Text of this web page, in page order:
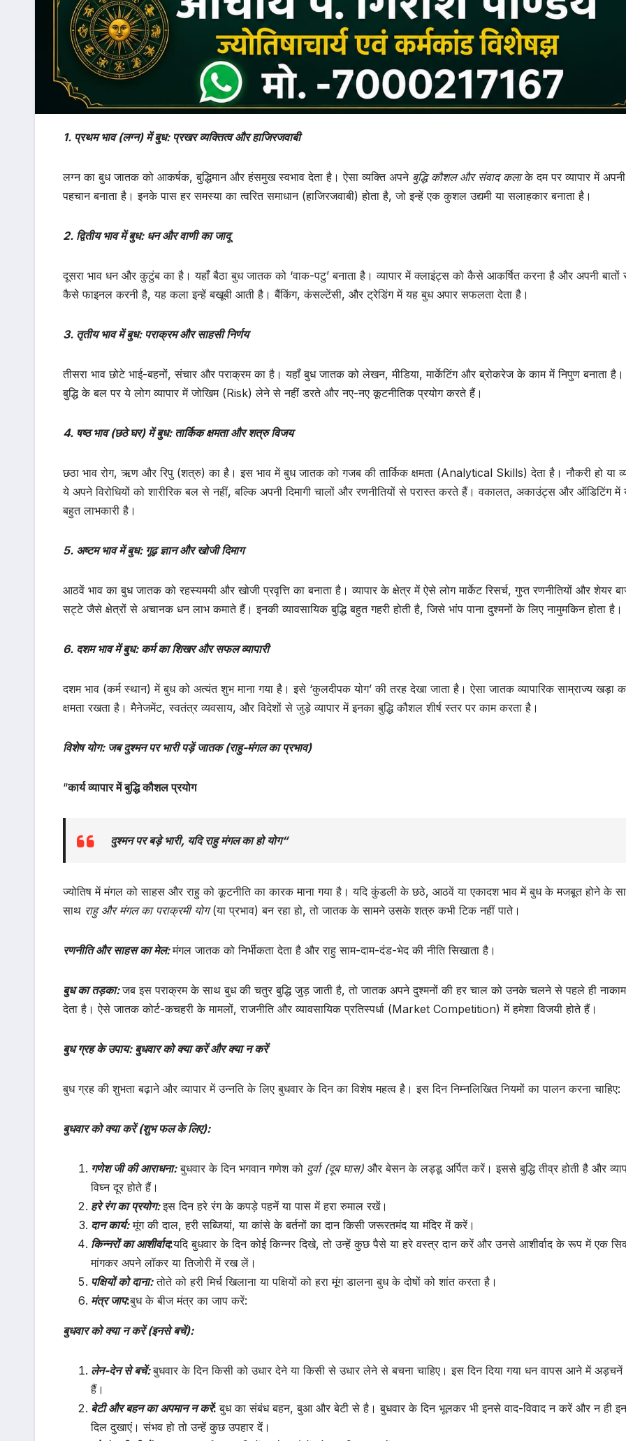
1. प्रथम भाव (लग्न) में बुध: प्रखर व्यक्तित्व और हाजिरजवाबी
लग्न का बुध जातक को आकर्षक, बुद्धिमान और हंसमुख स्वभाव देता है। ऐसा व्यक्ति अपने बुद्धि कौशल और संवाद कलाके दम पर व्यापार में अपनी
पहचान बनाता है। इनके पास हर समस्या का त्वरित समाधान (हाजिरजवाबी) होता है, जो इन्हें एक कुशल उद्यमी या सलाहकार बनाता है।
2. द्वितीय भाव में बुध: धन और वाणी का जादू
दूसरा भाव धन और कुटुंब का है। यहाँ बैठा बुध जातक को ‘वाक-पटु’ बनाता है। व्यापार में क्लाइंट्स को कैसे आकर्षित करना है और अपनी बातों
कैसे फाइनल करनी है, यह कला इन्हें बखूबी आती है। बैंकिंग, कंसल्टेंसी, और ट्रेडिंग में यह बुध अपार सफलता देता है।
3. तृतीय भाव में बुध: पराक्रम और साहसी निर्णय
तीसरा भाव छोटे भाई-बहनों, संचार और पराक्रम का है। यहाँ बुध जातक को लेखन, मीडिया, मार्केटिंग और ब्रोकरेज के काम में निपुण बनाता
बुद्धि के बल पर ये लोग व्यापार में जोखिम (Risk) लेने से नहीं डरते और नए-नए कूटनीतिक प्रयोग करते हैं।
4. षष्ठ भाव (छठे घर) में बुध: तार्किक क्षमता और शत्रु विजय
छठा भाव रोग, ऋण और रिपु (शत्रु) का है। इस भाव में बुध जातक को गजब की तार्किक क्षमता (Analytical Skills) देता है। नौकरी हो या
ये अपने विरोधियों को शारीरिक बल से नहीं, बल्कि अपनी दिमागी चालों और रणनीतियों से परास्त करते हैं। वकालत, अकाउंट्स और ऑडिटिंग में
बहुत लाभकारी है।
5. अष्टम भाव में बुध: गूढ़ ज्ञान और खोजी दिमाग
आठवें भाव का बुध जातक को रहस्यमयी और खोजी प्रवृत्ति का बनाता है। व्यापार के क्षेत्र में ऐसे लोग मार्केट रिसर्च, गुप्त रणनीतियों और शेयर
सट्टे जैसे क्षेत्रों से अचानक धन लाभ कमाते हैं। इनकी व्यावसायिक बुद्धि बहुत गहरी होती है, जिसे भांप पाना दुश्मनों के लिए नामुमकिन होता है।
6. दशम भाव में बुध: कर्म का शिखर और सफल व्यापारी
दशम भाव (कर्म स्थान) में बुध को अत्यंत शुभ माना गया है। इसे ‘कुलदीपक योग’ की तरह देखा जाता है। ऐसा जातक व्यापारिक साम्राज्य खड़ा
क्षमता रखता है। मैनेजमेंट, स्वतंत्र व्यवसाय, और विदेशों से जुड़े व्यापार में इनका बुद्धि कौशल शीर्ष स्तर पर काम करता है।
विशेष योग: जब दुश्मन पर भारी पड़ें जातक (राहु-मंगल का प्रभाव)
“कार्य व्यापार में बुद्धि कौशल प्रयोग
दुश्मन पर बड़े भारी, यदि राहु मंगल का हो योग“
ज्योतिष में मंगल को साहस और राहु को कूटनीति का कारक माना गया है। यदि कुंडली के छठे, आठवें या एकादश भाव में बुध के मजबूत होने के
साथ राहु और मंगल का पराक्रमी योग(या प्रभाव) बन रहा हो, तो जातक के सामने उसके शत्रु कभी टिक नहीं पाते।
रणनीति और साहस का मेल: मंगल जातक को निर्भीकता देता है और राहु साम-दाम-दंड-भेद की नीति सिखाता है।
बुध का तड़का: जब इस पराक्रम के साथ बुध की चतुर बुद्धि जुड़ जाती है, तो जातक अपने दुश्मनों की हर चाल को उनके चलने से पहले ही
देता है। ऐसे जातक कोर्ट-कचहरी के मामलों, राजनीति और व्यावसायिक प्रतिस्पर्धा (Market Competition) में हमेशा विजयी होते हैं।
बुध ग्रह के उपाय: बुधवार को क्या करें और क्या न करें
बुध ग्रह की शुभता बढ़ाने और व्यापार में उन्नति के लिए बुधवार के दिन का विशेष महत्व है। इस दिन निम्नलिखित नियमों का पालन करना चाहिए:
बुधवार को क्या करें (शुभ फल के लिए):
गणेश जी की आराधना:बुधवार के दिन भगवान गणेश को दुर्वा (दूब घास) और बेसन के लड्डू अर्पित करें। इससे बुद्धि तीव्र होती है और
विघ्न दूर होते हैं।
हरे रंग का प्रयोग: इस दिन हरे रंग के कपड़े पहनें या पास में हरा रुमाल रखें।
दान कार्य:मूंग की दाल, हरी सब्जियां, या कांसे के बर्तनों का दान किसी जरूरतमंद या मंदिर में करें।
किन्नरों का आशीर्वाद:यदि बुधवार के दिन कोई किन्नर दिखे, तो उन्हें कुछ पैसे या हरे वस्त्र दान करें और उनसे आशीर्वाद के रूप में एक
मांगकर अपने लॉकर या तिजोरी में रख लें।
पक्षियों को दाना:तोते को हरी मिर्च खिलाना या पक्षियों को हरा मूंग डालना बुध के दोषों को शांत करता है।
मंत्र जाप:बुध के बीज मंत्र का जाप करें:
बुधवार को क्या न करें (इनसे बचें):
लेन-देन से बचें: बुधवार के दिन किसी को उधार देने या किसी से उधार लेने से बचना चाहिए। इस दिन दिया गया धन वापस आने में
हैं।
बेटी और बहन का अपमान न करें:बुध का संबंध बहन, बुआ और बेटी से है। बुधवार के दिन भूलकर भी इनसे वाद-विवाद न करें और न ही
दिल दुखाएं। संभव हो तो उन्हें कुछ उपहार दें।